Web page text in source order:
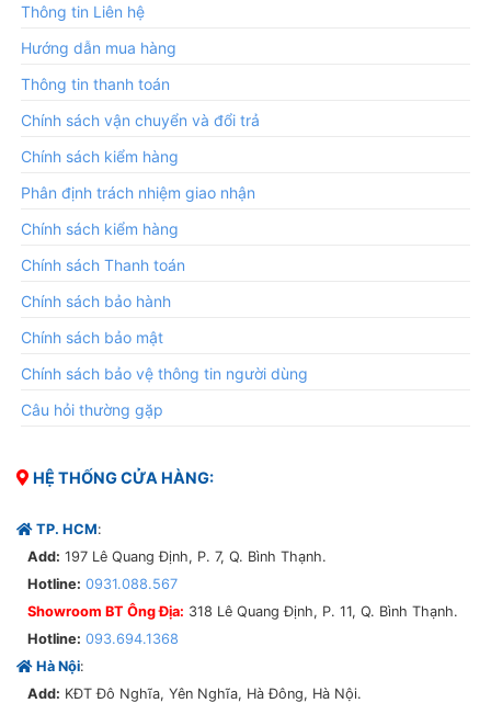
Thông tin Liên hệ
Hướng dẫn mua hàng
Thông tin thanh toán
Chính sách vận chuyển và đổi trả
Chính sách kiểm hàng
Phân định trách nhiệm giao nhận
Chính sách kiểm hàng
Chính sách Thanh toán
Chính sách bảo hành
Chính sách bảo mật
Chính sách bảo vệ thông tin người dùng
Câu hỏi thường gặp
HỆ THỐNG CỬA HÀNG:
TP. HCM:
Add: 197 Lê Quang Định, P. 7, Q. Bình Thạnh.
Hotline: 0931.088.567
Showroom BT Ông Địa: 318 Lê Quang Định, P. 11, Q. Bình Thạnh.
Hotline: 093.694.1368
Hà Nội:
Add: KĐT Đô Nghĩa, Yên Nghĩa, Hà Đông, Hà Nội.